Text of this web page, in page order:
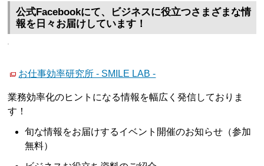
公式Facebookにて、ビジネスに役立つさまざまな情
報を日々お届けしています！
お仕事効率研究所 - SMILE LAB -
業務効率化のヒントになる情報を幅広く発信しておりま
す！
旬な情報をお届けするイベント開催のお知らせ（参加
無料）